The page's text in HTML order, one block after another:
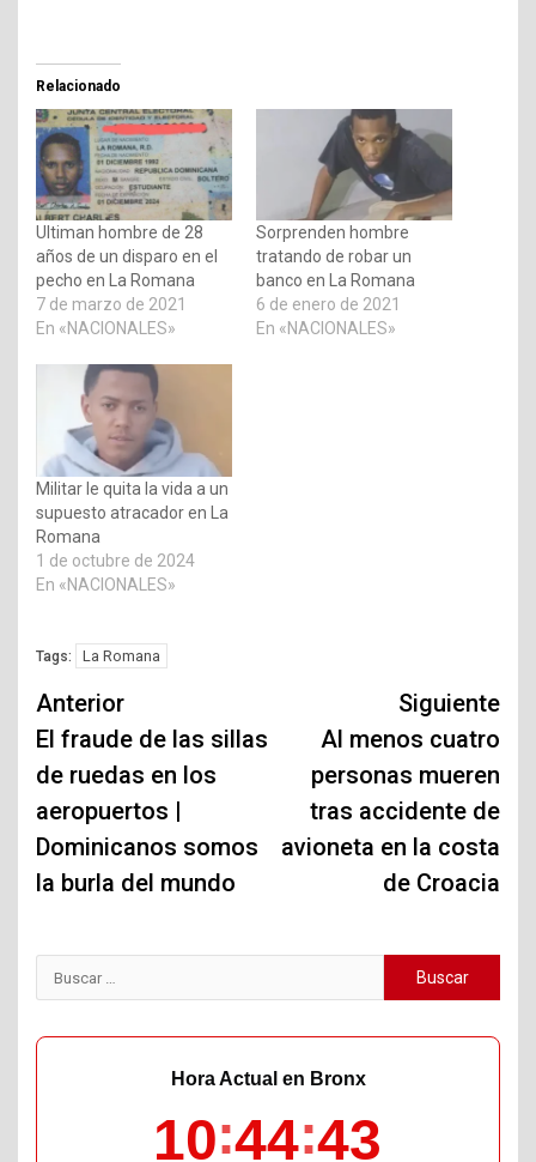
Relacionado
Ultiman hombre de 28
años de un disparo en el
pecho en La Romana
7 de marzo de 2021
En «NACIONALES»
Sorprenden hombre
tratando de robar un
banco en La Romana
6 de enero de 2021
En «NACIONALES»
Militar le quita la vida a un
supuesto atracador en La
Romana
1 de octubre de 2024
En «NACIONALES»
Tags: La Romana
Navegación
de
entradas
Anterior
El fraude de las sillas
de ruedas en los
aeropuertos |
Dominicanos somos
la burla del mundo
Siguiente
Al menos cuatro
personas mueren
tras accidente de
avioneta en la costa
de Croacia
Buscar:
Hora Actual en Bronx
10 44 44